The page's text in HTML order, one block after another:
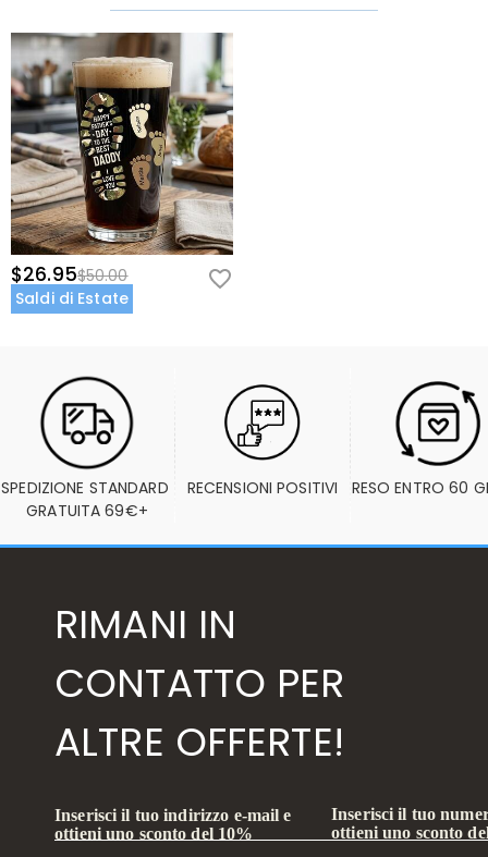
$26.95$50.00
Saldi di Estate
SPEDIZIONE STANDARD
GRATUITA 69€+
RECENSIONI POSITIVI RESO ENTRO 60
RIMANI IN
CONTATTO PER
ALTRE OFFERTE!
Inserisci il tuo indirizzo e-mail e
ottieni uno sconto del 10%
Inserisci il tuo
ottieni uno sconto